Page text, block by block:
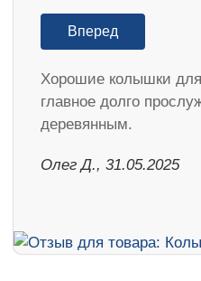
Вперед
Хорошие колышки
главное долго
деревянным.
Олег Д., 31.05.2025